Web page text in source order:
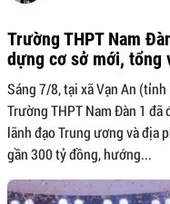
Trường THPT Nam
dựng cơ sở mới, tổng
Sáng 7/8, tại xã Vạn An
Trường THPT Nam Đàn 1
lãnh đạo Trung ương và địa
gần 300 tỷ đồng, hướng...